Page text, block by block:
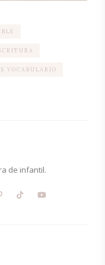
VOCABULARIO
de infantil.